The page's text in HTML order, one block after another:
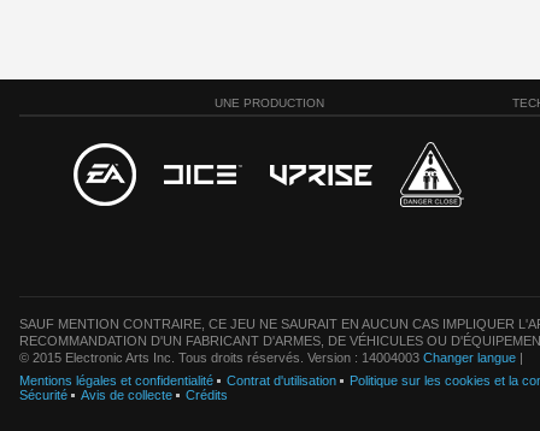
UNE PRODUCTION
SAUF MENTION CONTRAIRE, CE JEU NE SAURAIT EN AUCUN CAS IMPLIQUER
RECOMMANDATION D'UN FABRICANT D'ARMES, DE VÉHICULES OU
© 2015 Electronic Arts Inc. Tous droits réservés. Version : 14004003 Changer langue |
Mentions légales et confidentialité
Contrat d'utilisation
Politique sur les cookies et la
Sécurité
Avis de collecte Crédits